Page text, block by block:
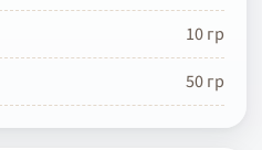
10 гр
50 гр